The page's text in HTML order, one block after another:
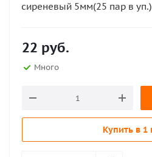
сиреневый 5мм(25 пар в уп.)
22 руб.
Много
Купить в 1